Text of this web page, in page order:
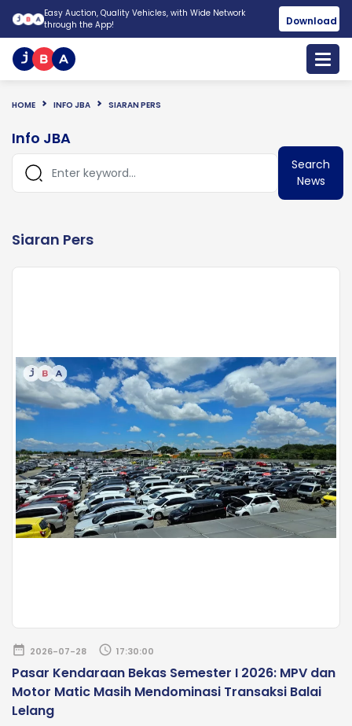
Easy Auction, Quality Vehicles, with Wide Network
through the App!
Download
HOME INFO JBA SIARAN PERS
Info JBA
Search
News
Siaran Pers
date_range 2026-07-28 schedule 17:30:00
Pasar Kendaraan Bekas Semester I 2026: MPV dan
Motor Matic Masih Mendominasi Transaksi Balai
Lelang